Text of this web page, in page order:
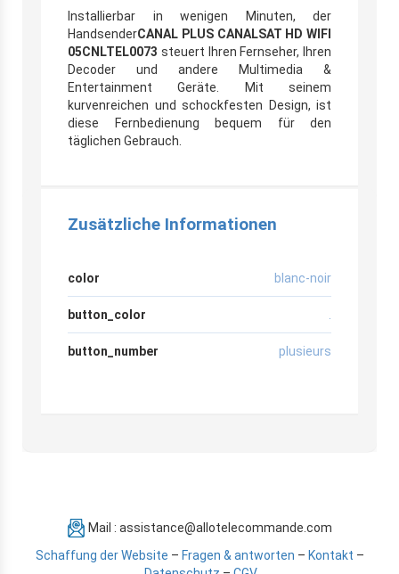
Installierbar in wenigen Minuten, der
HandsenderCANAL PLUS CANALSAT HD WIFI
05CNLTEL0073 steuert Ihren Fernseher, Ihren
Decoder und andere Multimedia &
Entertainment Geräte. Mit seinem
kurvenreichen und schockfesten Design, ist
diese Fernbedienung bequem für den
täglichen Gebrauch.
Zusätzliche Informationen
color blanc-noir
button_color
button_number plusieurs
Mail : assistance@allotelecommande.com
Schaffung der Website – Fragen & antworten – Kontakt –